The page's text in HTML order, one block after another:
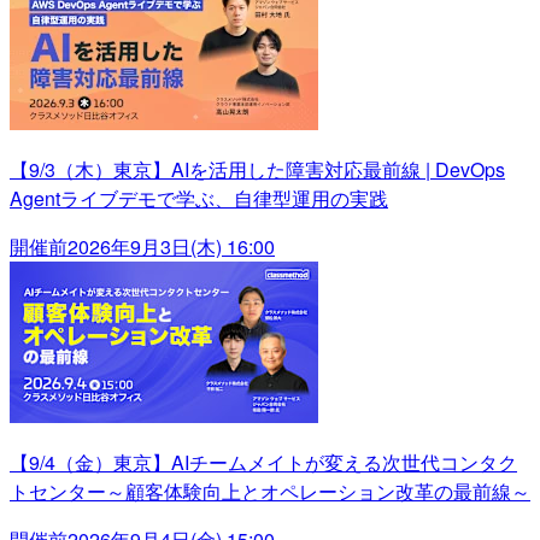
【9/3（木）東京】AIを活用した障害対応最前線 | DevOps
Agentライブデモで学ぶ、自律型運用の実践
開催前2026年9月3日(木) 16:00
【9/4（金）東京】AIチームメイトが変える次世代コンタク
トセンター～顧客体験向上とオペレーション改革の最前線～